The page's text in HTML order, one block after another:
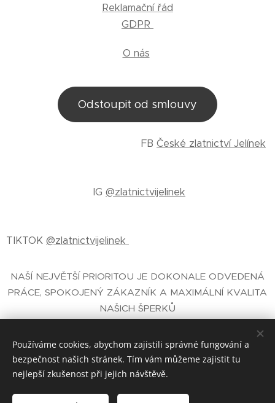
Reklamační řád
GDPR
O nás
Odstoupit od smlouvy
FB České zlatnictví Jelínek
IG @zlatnictvijelinek
TIKTOK @zlatnictvijelinek
NAŠÍ NEJVĚTŠÍ PRIORITOU JE DOKONALE ODVEDENÁ
PRÁCE, SPOKOJENÝ ZÁKAZNÍK A MAXIMÁLNÍ KVALITA
NAŠICH ŠPERKŮ
JELÍNEK®
České zlatnictví Jelínek® zal. 1930 Praha
Používáme cookies, abychom zajistili správné fungování a
bezpečnost našich stránek. Tím vám můžeme zajistit tu
nejlepší zkušenost při jejich návštěvě.